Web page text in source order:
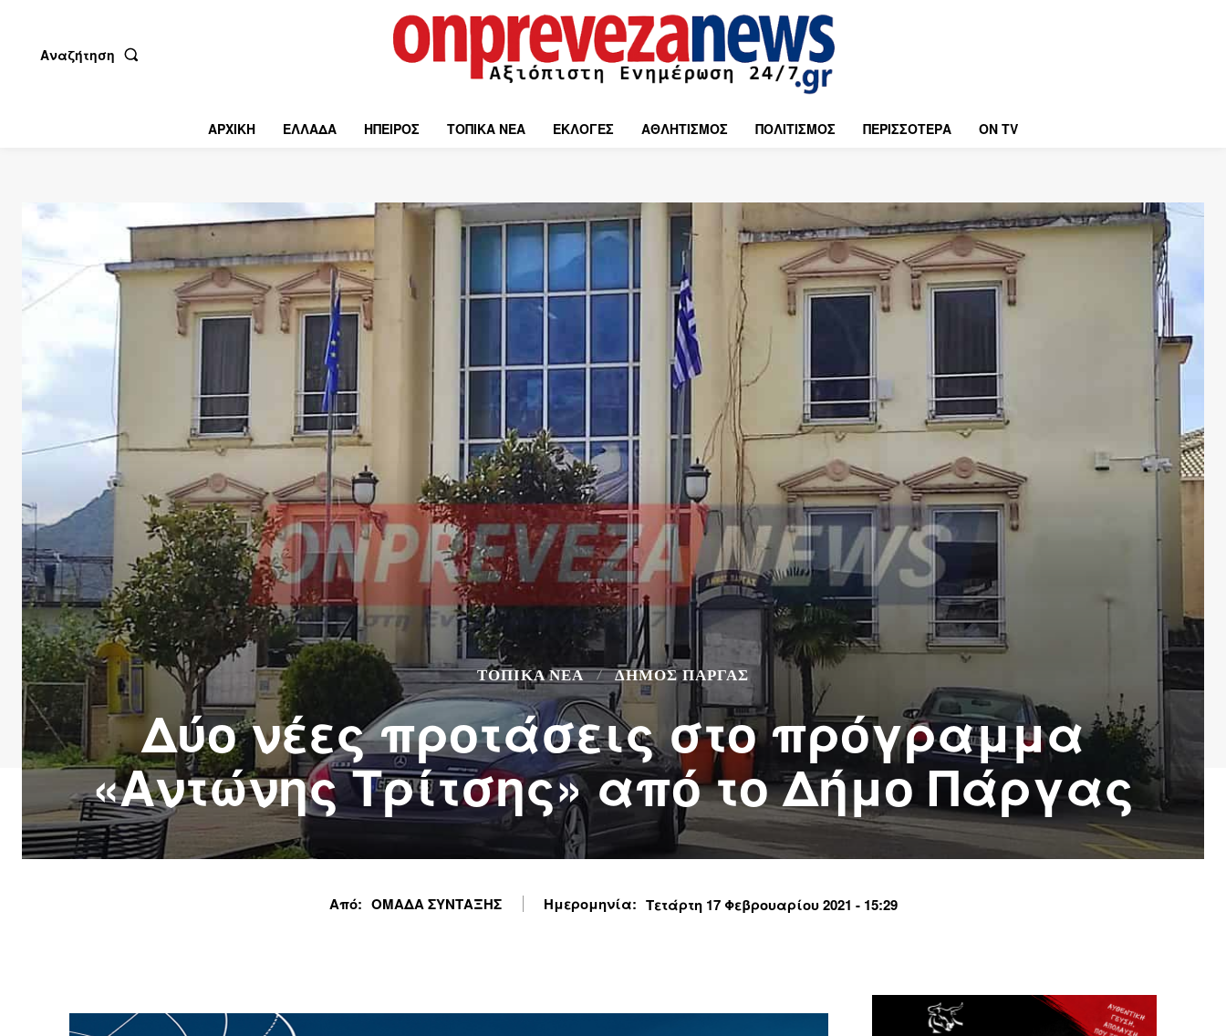
Αναζήτηση
ΑΡΧΙΚΗ ΕΛΛΑΔΑ ΗΠΕΙΡΟΣ ΤΟΠΙΚΑ ΝΕΑ ΕΚΛΟΓΕΣ ΑΘΛΗΤΙΣΜΟΣ ΠΟΛΙΤΙΣΜΟΣ ΠΕΡΙΣΣΟΤΕΡΑ ON TV
ΤΟΠΙΚΆ ΝΈΑ ΔΉΜΟΣ ΠΆΡΓΑΣ
Δύο νέες προτάσεις στο πρόγραμμα
«Aντώνης Τρίτσης» από το Δήμο Πάργας
Από: ΟΜΑΔΑ ΣΥΝΤΑΞΗΣ Ημερομηνία: Τετάρτη 17 Φεβρουαρίου 2021 - 15:29